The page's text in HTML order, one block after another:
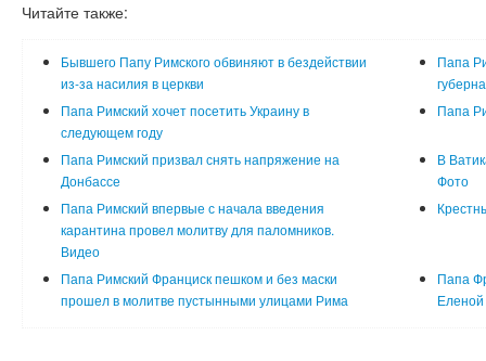
Читайте также:
Бывшего Папу Римского обвиняют в бездействии
из-за насилия в церкви
Папа
Папа Римский хочет посетить Украину в
следующем году
Папа
Папа Римский призвал снять напряжение на
Донбассе
В
Фото
Папа Римский впервые с начала введения
карантина провел молитву для паломников.
Видео
Папа Римский Франциск пешком и без маски
прошел в молитве пустынными улицами Рима
Папа